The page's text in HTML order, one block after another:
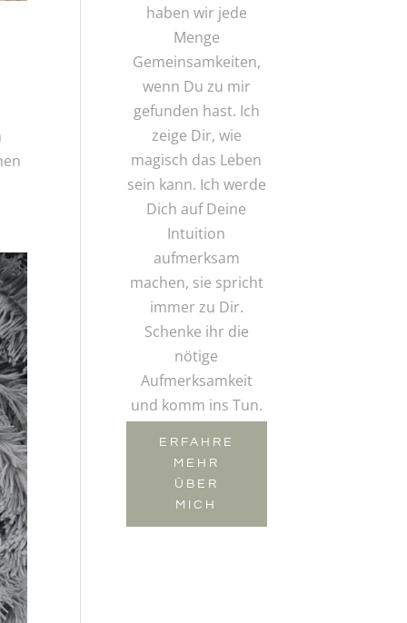
haben wir jede
Menge
Gemeinsamkeiten,
wenn Du zu mir
gefunden hast. Ich
zeige Dir, wie
magisch das Leben
sein kann. Ich werde
Dich auf Deine
Intuition
aufmerksam
machen, sie spricht
immer zu Dir.
Schenke ihr die
nötige
Aufmerksamkeit
und komm ins Tun.
ERFAHRE
MEHR
ÜBER
MICH